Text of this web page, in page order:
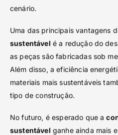
cenário.
Uma das principais vantagens
sustentável é a redução do
as peças são fabricadas sob
Além disso, a eficiência
materiais mais sustentáveis
tipo de construção.
No futuro, é esperado que a
sustentável ganhe ainda mais